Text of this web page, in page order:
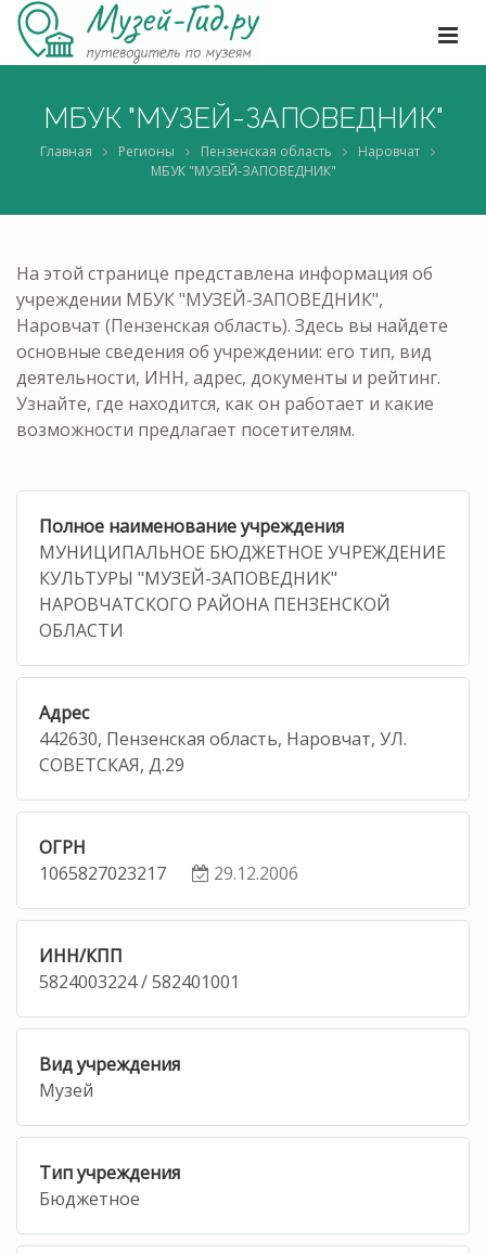
МБУК "МУЗЕЙ-ЗАПОВЕДНИК"
Главная Регионы Пензенская область
Наровчат
МБУК "МУЗЕЙ-ЗАПОВЕДНИК"
На этой странице представлена информация об
учреждении МБУК "МУЗЕЙ-ЗАПОВЕДНИК",
Наровчат (Пензенская область). Здесь вы найдете
основные сведения об учреждении: его тип, вид
деятельности, ИНН, адрес, документы и рейтинг.
Узнайте, где находится, как он работает и какие
возможности предлагает посетителям.
Полное наименование учреждения
МУНИЦИПАЛЬНОЕ БЮДЖЕТНОЕ УЧРЕЖДЕНИЕ
КУЛЬТУРЫ "МУЗЕЙ-ЗАПОВЕДНИК"
НАРОВЧАТСКОГО РАЙОНА ПЕНЗЕНСКОЙ
ОБЛАСТИ
Адрес
442630, Пензенская область, Наровчат, УЛ.
СОВЕТСКАЯ, Д.29
ОГРН
1065827023217
29.12.2006
ИНН/КПП
5824003224 / 582401001
Вид учреждения
Музей
Тип учреждения
Бюджетное